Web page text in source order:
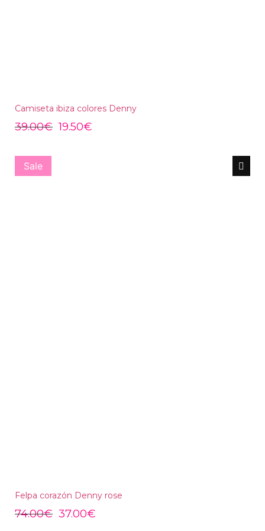
Camiseta ibiza colores Denny
39.00€ 19.50€
Sale
Felpa corazón Denny rose
74.00€ 37.00€